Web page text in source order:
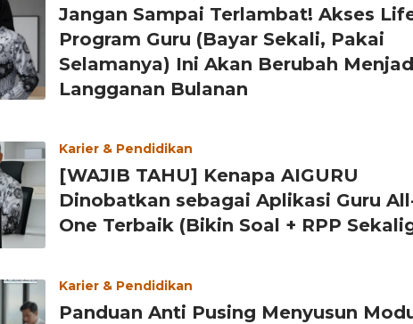
Jangan Sampai Terlambat! Akses
Program Guru (Bayar Sekali, Pakai
Selamanya) Ini Akan Berubah
Langganan Bulanan
Karier & Pendidikan
[WAJIB TAHU] Kenapa AIGURU
Dinobatkan sebagai Aplikasi Guru
One Terbaik (Bikin Soal + RPP
Karier & Pendidikan
Panduan Anti Pusing Menyusun